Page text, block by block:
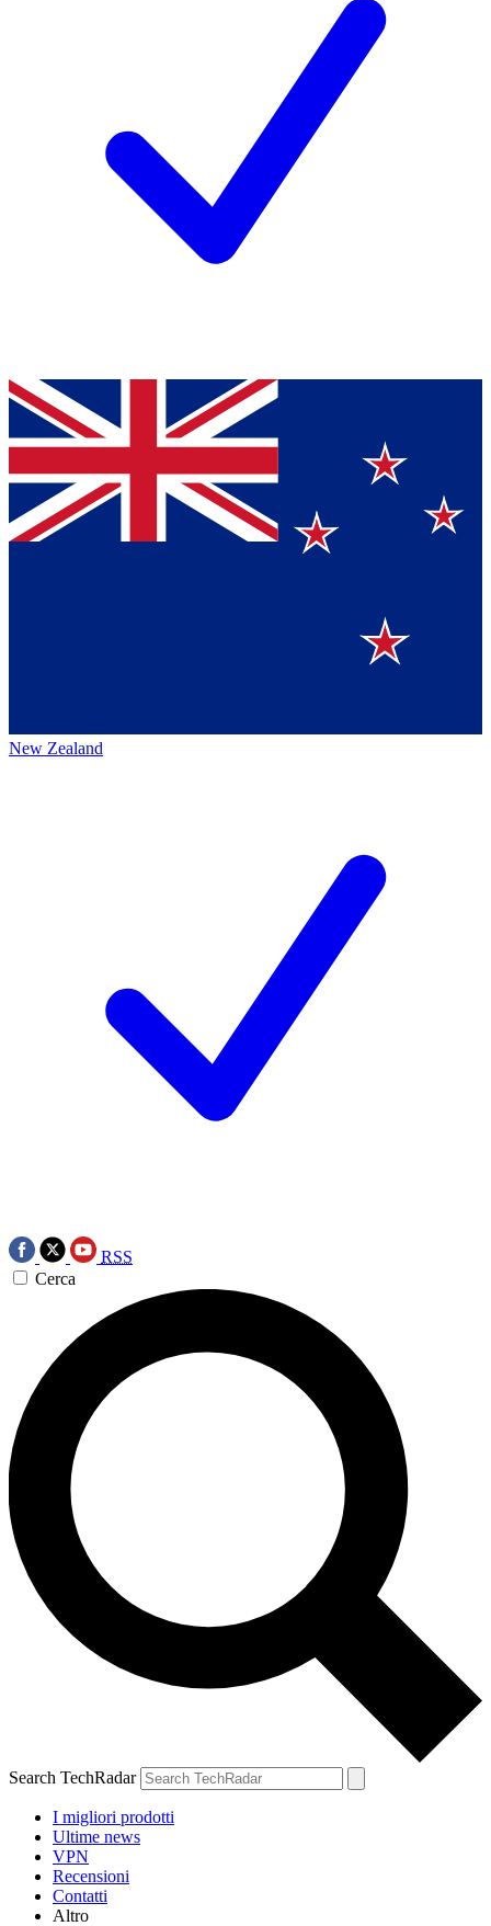
New Zealand
RSS
Cerca
Search TechRadar
I migliori prodotti
Ultime news
VPN
Recensioni
Contatti
Altro